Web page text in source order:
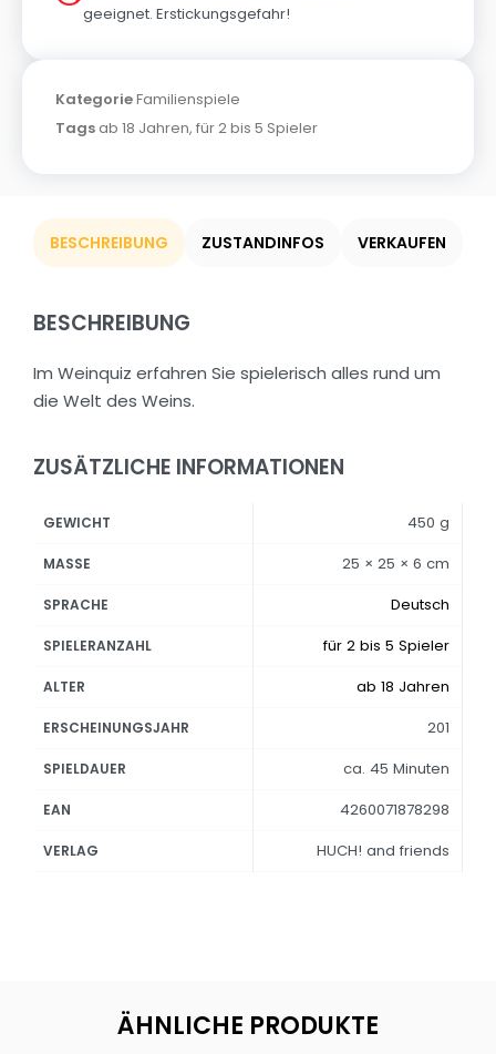
geeignet. Erstickungsgefahr!
KategorieFamilienspiele
Tags ab 18 Jahren, für 2 bis 5 Spieler
BESCHREIBUNG ZUSTANDINFOS VERKAUFEN
BESCHREIBUNG
Im Weinquiz erfahren Sie spielerisch alles rund um
die Welt des Weins.
ZUSÄTZLICHE INFORMATIONEN
GEWICHT 450 g
MASSE 25 × 25 × 6 cm
SPRACHE Deutsch
SPIELERANZAHL für 2 bis 5 Spieler
ALTER ab 18 Jahren
ERSCHEINUNGSJAHR 201
SPIELDAUER ca. 45 Minuten
EAN 4260071878298
VERLAG HUCH! and friends
ÄHNLICHE PRODUKTE